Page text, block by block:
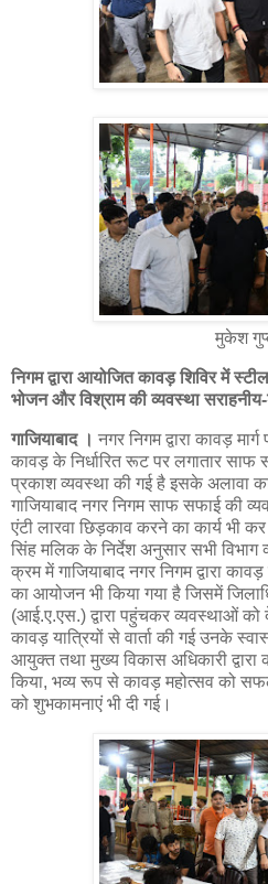
मुकेश
निगम द्वारा आयोजित कावड़ शिविर में
भोजन और विश्राम की व्यवस्था
गाजियाबाद । नगर निगम द्वारा कावड़
कावड़ के निर्धारित रूट पर लगातार साफ
प्रकाश व्यवस्था की गई है इसके अलावा
गाजियाबाद नगर निगम साफ सफाई की
एंटी लारवा छिड़काव करने का कार्य भी
सिंह मलिक के निर्देश अनुसार सभी विभाग
क्रम में गाजियाबाद नगर निगम द्वारा
का आयोजन भी किया गया है जिसमें
(आई.ए.एस.) द्वारा पहुंचकर व्यवस्थाओं को
कावड़ यात्रियों से वार्ता की गई उनके
आयुक्त तथा मुख्य विकास अधिकारी द्वारा
किया, भव्य रूप से कावड़ महोत्सव को
को शुभकामनाएं भी दी गई।